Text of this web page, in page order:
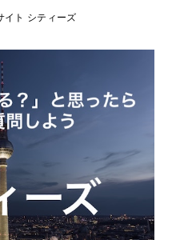
イト シティーズ